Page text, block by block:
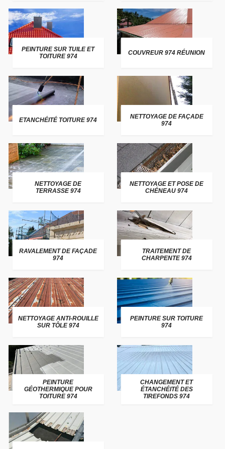
PEINTURE SUR TUILE ET
TOITURE 974
COUVREUR 974 RÉUNION
ETANCHÉITÉ TOITURE 974
NETTOYAGE DE FAÇADE
974
NETTOYAGE DE
TERRASSE 974
NETTOYAGE ET POSE DE
CHÉNEAU 974
RAVALEMENT DE FAÇADE
974
TRAITEMENT DE
CHARPENTE 974
NETTOYAGE ANTI-ROUILLE
SUR TÔLE 974
PEINTURE SUR TOITURE
974
PEINTURE
GÉOTHERMIQUE POUR
TOITURE 974
CHANGEMENT ET
ÉTANCHÉITÉ DES
TIREFONDS 974